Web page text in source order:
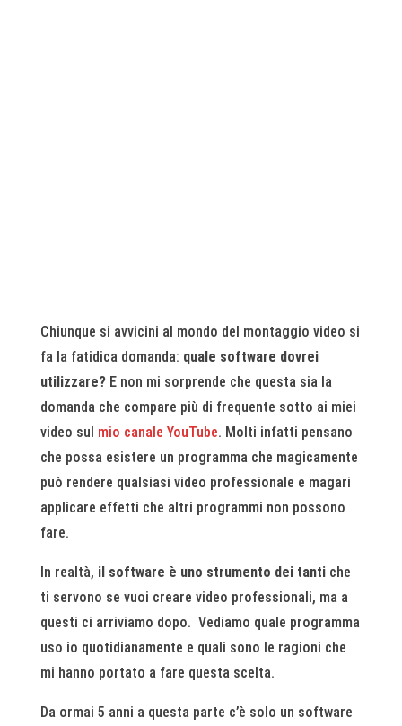
Chiunque si avvicini al mondo del montaggio video si
fa la fatidica domanda: quale software dovrei
utilizzare?E non mi sorprende che questa sia la
domanda che compare più di frequente sotto ai miei
video sul mio canale YouTube. Molti infatti pensano
che possa esistere un programma che magicamente
può rendere qualsiasi video professionale e magari
applicare effetti che altri programmi non possono
fare.
In realtà, il software è uno strumento dei tantiche
ti servono se vuoi creare video professionali, ma a
questi ci arriviamo dopo. Vediamo quale programma
uso io quotidianamente e quali sono le ragioni che
mi hanno portato a fare questa scelta.
Da ormai 5 anni a questa parte c’è solo un software